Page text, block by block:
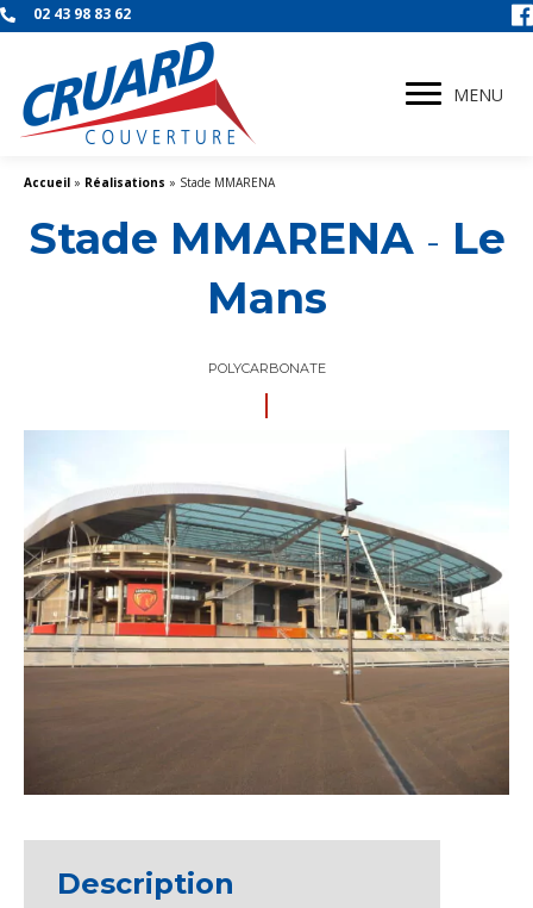
02 43 98 83 62
MENU
Accueil » Réalisations » Stade MMARENA
Stade MMARENA - Le
Mans
POLYCARBONATE
Description